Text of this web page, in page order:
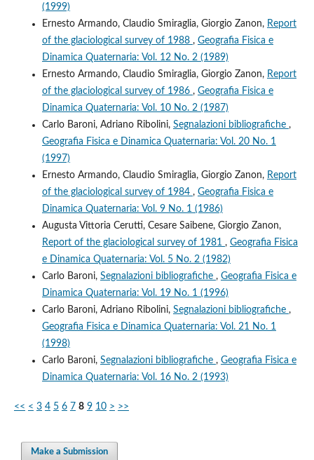
(1999)
Ernesto Armando, Claudio Smiraglia, Giorgio Zanon, Report
of the glaciological survey of 1988 , Geografia Fisica e
Dinamica Quaternaria: Vol. 12 No. 2 (1989)
Ernesto Armando, Claudio Smiraglia, Giorgio Zanon, Report
of the glaciological survey of 1986 , Geografia Fisica e
Dinamica Quaternaria: Vol. 10 No. 2 (1987)
Carlo Baroni, Adriano Ribolini, Segnalazioni bibliografiche ,
Geografia Fisica e Dinamica Quaternaria: Vol. 20 No. 1
(1997)
Ernesto Armando, Claudio Smiraglia, Giorgio Zanon, Report
of the glaciological survey of 1984 , Geografia Fisica e
Dinamica Quaternaria: Vol. 9 No. 1 (1986)
Augusta Vittoria Cerutti, Cesare Saibene, Giorgio Zanon,
Report of the glaciological survey of 1981 , Geografia Fisica
e Dinamica Quaternaria: Vol. 5 No. 2 (1982)
Carlo Baroni, Segnalazioni bibliografiche , Geografia Fisica e
Dinamica Quaternaria: Vol. 19 No. 1 (1996)
Carlo Baroni, Adriano Ribolini, Segnalazioni bibliografiche ,
Geografia Fisica e Dinamica Quaternaria: Vol. 21 No. 1
(1998)
Carlo Baroni, Segnalazioni bibliografiche , Geografia Fisica e
Dinamica Quaternaria: Vol. 16 No. 2 (1993)
<< < 3 4 5 6 7 8 9 10 > >>
Make a Submission